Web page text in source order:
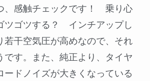
、感触チェックです！ 乗り心
ツゴツする？ インチアップし
若干空気圧が高めなので、それ
です。また、純正より、タイヤ
ードノイズが大きくなっている